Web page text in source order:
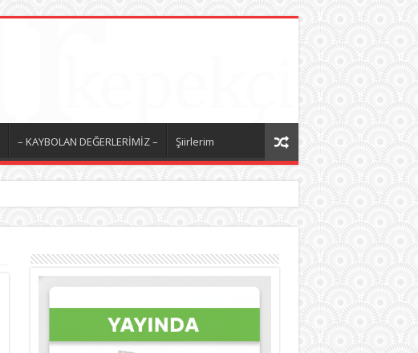
– KAYBOLAN DEĞERLERİMİZ – Şiirlerim